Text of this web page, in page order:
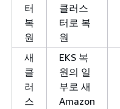
터
복
원
클러스
터로 복
원
새
클
러
스
EKS 복
원의 일
부로 새
Amazon